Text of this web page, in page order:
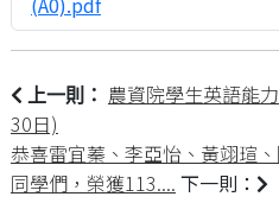
上一則：
農資院學生英語能
30日)
恭喜雷宜蓁、李亞怡、黃翊瑄
同學們，榮獲113.... 下一則：